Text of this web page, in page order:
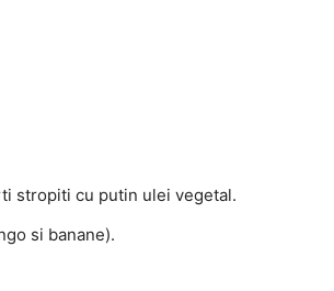
stropiti cu putin ulei vegetal.
si banane).